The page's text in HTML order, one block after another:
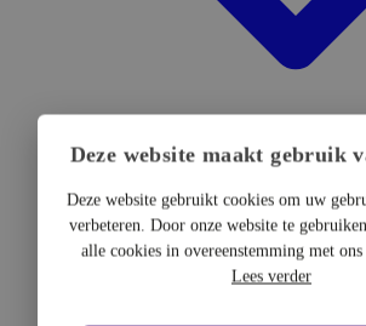
DTF Hardware
DTF Printers
Deze website maakt gebruik
Deze website gebruikt cookies om uw
verbeteren. Door onze website te
alle cookies in overeenstemming met
Lees verder